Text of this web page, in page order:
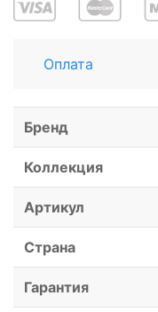
Оплата
Бренд
Коллекция
Артикул
Страна
Гарантия